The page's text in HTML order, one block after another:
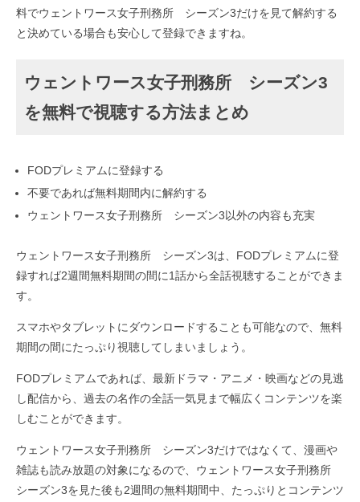
料でウェントワース女子刑務所 シーズン3だけを見て解約する
と決めている場合も安心して登録できますね。
ウェントワース女子刑務所 シーズン3
を無料で視聴する方法まとめ
FODプレミアムに登録する
不要であれば無料期間内に解約する
ウェントワース女子刑務所 シーズン3以外の内容も充実
ウェントワース女子刑務所 シーズン3は、FODプレミアムに登
録すれば2週間無料期間の間に1話から全話視聴することができま
す。
スマホやタブレットにダウンロードすることも可能なので、無料
期間の間にたっぷり視聴してしまいましょう。
FODプレミアムであれば、最新ドラマ・アニメ・映画などの見逃
し配信から、過去の名作の全話一気見まで幅広くコンテンツを楽
しむことができます。
ウェントワース女子刑務所 シーズン3だけではなくて、漫画や
雑誌も読み放題の対象になるので、ウェントワース女子刑務所
シーズン3を見た後も2週間の無料期間中、たっぷりとコンテンツ